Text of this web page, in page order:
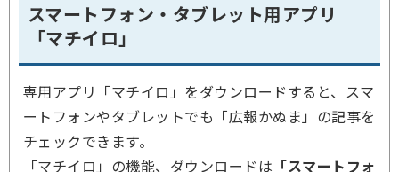
スマートフォン・タブレット用アプリ
「マチイロ」
専用アプリ「マチイロ」をダウンロードすると、スマ
ートフォンやタブレットでも「広報かぬま」の記事を
チェックできます。
「マチイロ」の機能、ダウンロードは 「スマートフォ